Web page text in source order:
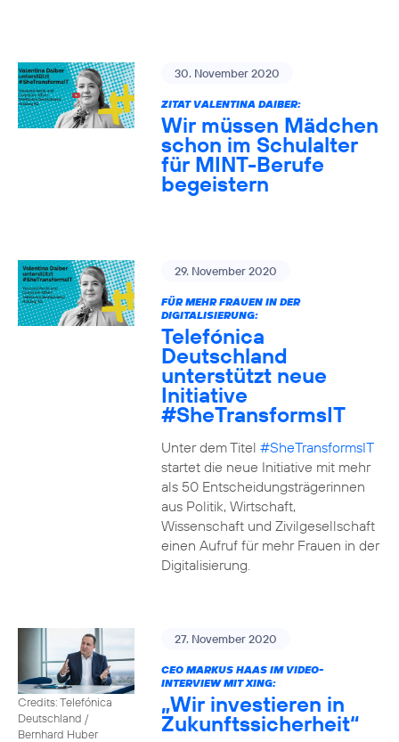
30. November 2020
ZITAT VALENTINA DAIBER:
Wir müssen Mädchen
schon im Schulalter
für MINT-Berufe
begeistern
29. November 2020
FÜR MEHR FRAUEN IN DER
DIGITALISIERUNG:
Telefónica
Deutschland
unterstützt neue
Initiative
#SheTransformsIT
Unter dem Titel #SheTransformsIT
startet die neue Initiative mit mehr
als 50 Entscheidungsträgerinnen
aus Politik, Wirtschaft,
Wissenschaft und Zivilgesellschaft
einen Aufruf für mehr Frauen in der
Digitalisierung.
Credits: Telefónica
Deutschland /
Bernhard Huber
27. November 2020
CEO MARKUS HAAS IM VIDEO-
INTERVIEW MIT XING:
„Wir investieren in
Zukunftssicherheit“